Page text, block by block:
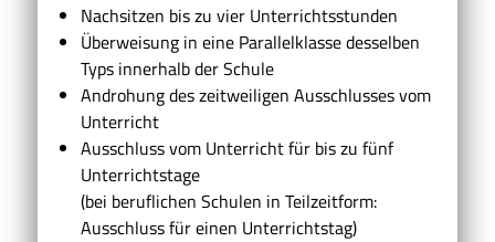
Nachsitzen bis zu vier Unterrichtsstunden
Überweisung in eine Parallelklasse desselben
Typs innerhalb der Schule
Androhung des zeitweiligen Ausschlusses vom
Unterricht
Ausschluss vom Unterricht für bis zu fünf
Unterrichtstage
(bei beruflichen Schulen in Teilzeitform:
Ausschluss für einen Unterrichtstag)